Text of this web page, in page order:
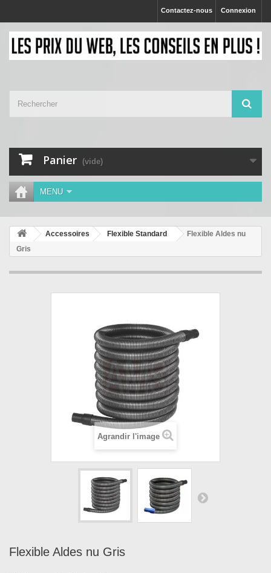
Connexion
Contactez-nous
Panier (vide)
MENU
Accessoires Flexible Standard
Flexible Aldes nu
Gris
Agrandir l'image
Flexible Aldes nu Gris